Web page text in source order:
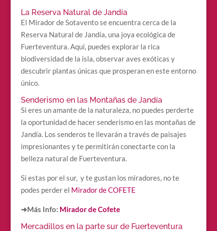
La Reserva Natural de Jandía
El Mirador de Sotavento se encuentra cerca de la
Reserva Natural de Jandía, una joya ecológica de
Fuerteventura. Aquí, puedes explorar la rica
biodiversidad de la isla, observar aves exóticas y
descubrir plantas únicas que prosperan en este entorno
único.
Senderismo en las Montañas de Jandía
Si eres un amante de la naturaleza, no puedes perderte
la oportunidad de hacer senderismo en las montañas de
Jandía. Los senderos te llevarán a través de paisajes
impresionantes y te permitirán conectarte con la
belleza natural de Fuerteventura.
Si estas por el sur, y te gustan los miradores, no te
podes perder el Mirador de COFETE
➜Más Info: Mirador de Cofete
Mercadillos en la parte sur de Fuerteventura